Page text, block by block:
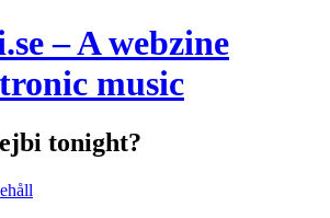
– A webzine
music
tonight?